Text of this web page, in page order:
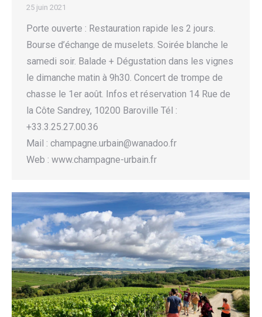
25 juin 2021
Porte ouverte : Restauration rapide les 2 jours.
Bourse d’échange de muselets. Soirée blanche le
samedi soir. Balade + Dégustation dans les vignes
le dimanche matin à 9h30. Concert de trompe de
chasse le 1er août. Infos et réservation 14 Rue de
la Côte Sandrey, 10200 Baroville Tél :
+33.3.25.27.00.36
Mail : champagne.urbain@wanadoo.fr
Web : www.champagne-urbain.fr